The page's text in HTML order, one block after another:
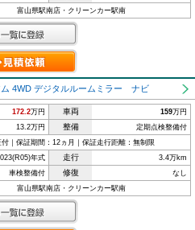
富山県駅南店・クリーンカー駅南
4WD デジタルルームミラー ナビ
172.2万円 車両 159万円
13.2万円 整備 定期点検整備付
付｜保証期間：12ヵ月｜保証走行距離：無制限
年式 走行 3.4万km
車検整備付 修復 なし
富山県駅南店・クリーンカー駅南